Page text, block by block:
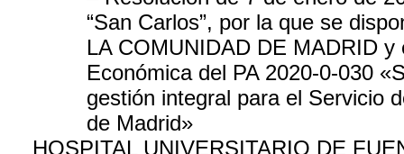
“San Carlos”, por la que se
LA COMUNIDAD DE MADRID
Económica del PA 2020-0-030
gestión integral para el Servicio
de Madrid»
HOSPITAL UNIVERSITARIO DE